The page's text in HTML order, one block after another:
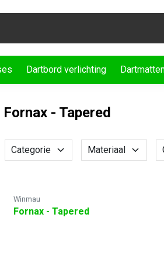
Dartbord verlichting
- Tapered
Categorie Materiaal
Winmau
Fornax - Tapered